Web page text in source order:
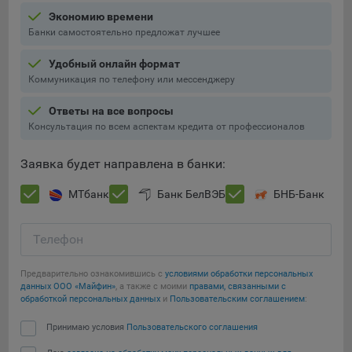
5.4. Создание и предоставление персонализированной
9.1. Технические (обязательные) файлы cookie, например,
применяемые при регистрации либо входе в систему, или
для оставления отзыва либо комментария. Данные файлы
cookie используются в целях обеспечения корректной
системах. Вместе с тем, пользователь может настроить
браузер, чтобы он блокировал такие файлы сookie или
уведомлял пользователя об их использовании — но в таком
9.2. Функциональные файлы cookie, например,
используются для обеспечения работы некоторых
дополнительных функций сайтов, например, для хранения
пользователя или выбора языка, и для предотвращения
повторных прохождений опросов пользователями.
Экономию времени
Банки самостоятельно предложат лучшее
Удобный онлайн формат
Коммуникация по телефону или мессенджеру
Ответы на все вопросы
Консультация по всем аспектам кредита от профессионалов
Заявка будет направлена в банки:
МТбанк Банк БелВЭБ БНБ-Банк
Телефон
Предварительно ознакомившись с условиями обработки персональных
данных ООО «Майфин», а также с моими правами, связанными с
обработкой персональных данных и Пользовательским соглашением:
Принимаю условия Пользовательского соглашения